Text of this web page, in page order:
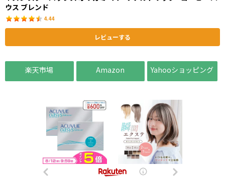
ウス ブレンド
4.44
レビューする
楽天市場 Amazon Yahooショッピング